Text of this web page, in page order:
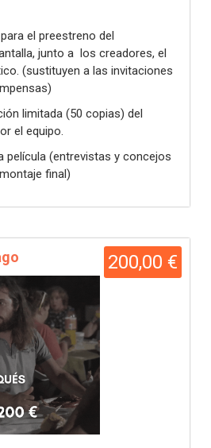
para el preestreno del
junto a los creadores, el
(sustituyen a las invitaciones
limitada (50 copias) del
el equipo.
película (entrevistas y concejos
final)
200,00 €